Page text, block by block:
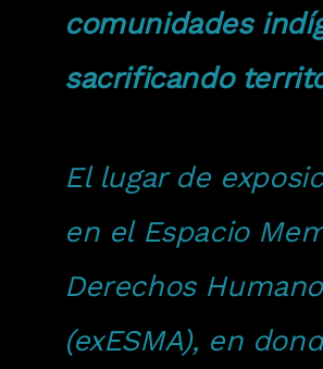
comunidades
sacrificando
El lugar de
en el Espacio
Derechos
(exESMA), en